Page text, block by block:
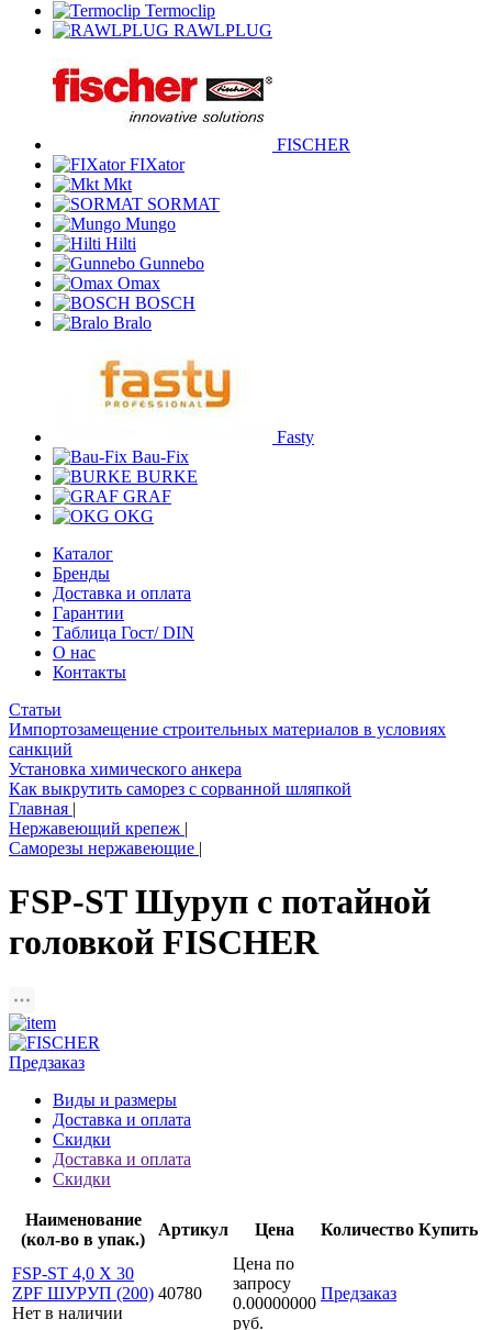
Termoclip
RAWLPLUG
FISCHER
FIXator
Mkt
SORMAT
Mungo
Hilti
Gunnebo
Omax
BOSCH
Bralo
Fasty
Bau-Fix
BURKE
GRAF
OKG
Каталог
Бренды
Доставка и оплата
Гарантии
Таблица Гост/ DIN
О нас
Контакты
Статьи
Импортозамещение строительных материалов в условиях
санкций
Установка химического анкера
Как выкрутить саморез с сорванной шляпкой
Главная |
Нержавеющий крепеж |
Саморезы нержавеющие |
FSP-ST Шуруп с потайной
головкой FISCHER
Предзаказ
Виды и размеры
Доставка и оплата
Скидки
Доставка и оплата
Скидки
Наименование
(кол-во в упак.)
Артикул Цена Количество Купить
FSP-ST 4,0 X 30
ZPF ШУРУП (200)
Нет в наличии
40780
Цена по
запросу
0.00000000
руб.
Предзаказ